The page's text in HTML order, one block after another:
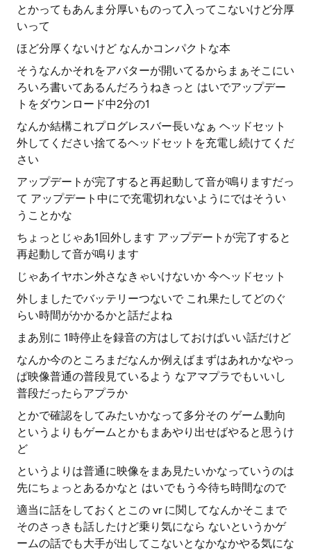
とかってもあんま分厚いものって入ってこないけど分厚
いって
ほど分厚くないけど なんかコンパクトな本
そうなんかそれをアバターが開いてるからまぁそこにい
ろいろ書いてあるんだろうねきっと はいでアップデー
トをダウンロード中2分の1
なんか結構これプログレスバー長いなぁ ヘッドセット
外してください捨てるヘッドセットを充電し続けてくだ
さい
アップデートが完了すると再起動して音が鳴りますだっ
て アップデート中にで充電切れないようにではそうい
うことかな
ちょっとじゃあ1回外します アップデートが完了すると
再起動して音が鳴ります
じゃあイヤホン外さなきゃいけないか 今ヘッドセット
外しましたでバッテリーつないで これ果たしてどのぐ
らい時間がかかるかと話だよね
まあ別に 1時停止を録音の方はしておけばいい話だけど
なんか今のところまだなんか例えばまずはあれかなやっ
ぱ映像普通の普段見ているよう なアマプラでもいいし
普段だったらアプラか
とかで確認をしてみたいかなって多分その ゲーム動向
というよりもゲームとかもまあやり出せばやると思うけ
ど
というよりは普通に映像をまあ見たいかなっていうのは
先にちょっとあるかなと はいでもう今待ち時間なので
適当に話をしておくとこの vr に関してなんかそこまで
そのさっきも話したけど乗り気になら ないというかゲ
ームの話でも大手が出してこないとなかなかやる気にな